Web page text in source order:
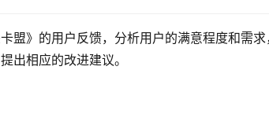
盟》的用户反馈，分析用户的满意程度和需
出相应的改进建议。